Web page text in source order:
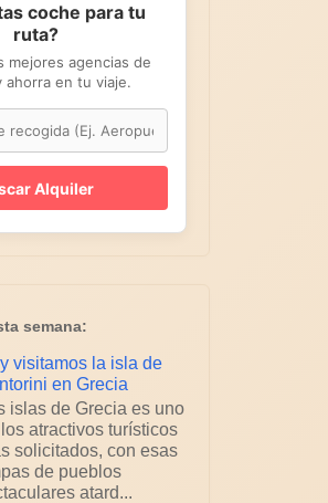
coche para tu
ruta?
mejores agencias de
ahorra en tu viaje.
Alquiler
semana:
visitamos la isla de
en Grecia
islas de Grecia es uno
atractivos turísticos
solicitados, con esas
de pueblos
atard...